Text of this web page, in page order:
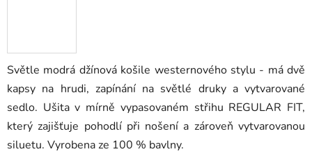
Světle modrá džínová košile westernového stylu - má dvě
kapsy na hrudi, zapínání na světlé druky a vytvarované
sedlo. Ušita v mírně vypasovaném střihu REGULAR FIT,
který zajišťuje pohodlí při nošení a zároveň vytvarovanou
siluetu. Vyrobena ze 100 % bavlny.